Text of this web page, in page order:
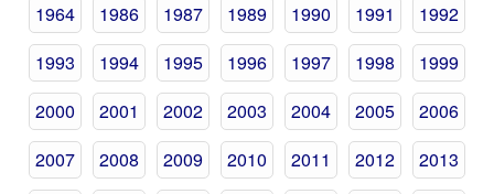
1964 1986 1987 1989 1990 1991
1992
1993
1994 1995 1996 1997 1998
1999
2000
2001 2002 2003 2004 2005
2006
2007
2008 2009 2010 2011 2012
2013